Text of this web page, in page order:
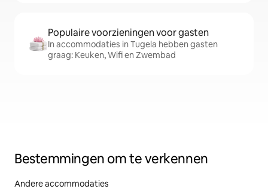
Populaire voorzieningen voor gasten
In accommodaties in Tugela hebben gasten
graag: Keuken, Wifi en Zwembad
Bestemmingen om te verkennen
Andere accommodaties